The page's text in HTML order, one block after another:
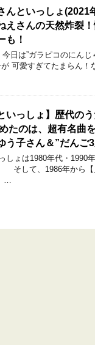
んといっしょ(2021
えさんの天然炸裂
も！
は”ガラピコのにんじ
が 可愛すぎてたまら
いっしょ】歴代の
たのは、超有名
う子さん＆”だん
しょは1980年代・1990
そして、1986年から【
…